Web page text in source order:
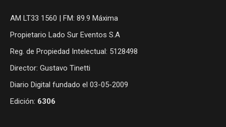
AM LT33 1560 | FM: 89.9 Máxima
Propietario Lado Sur Eventos S.A
Reg. de Propiedad Intelectual: 5128498
Director: Gustavo Tinetti
Diario Digital fundado el 03-05-2009
Edición: 6306